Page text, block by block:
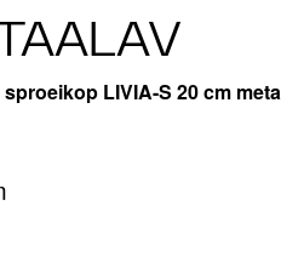
LIVIA-S 20 cm